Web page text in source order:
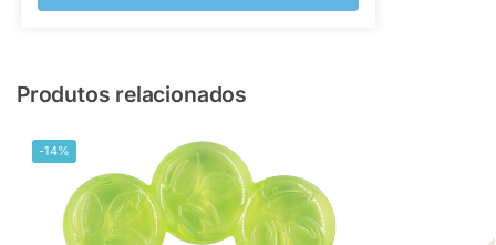
Produtos relacionados
-14%